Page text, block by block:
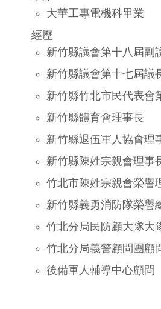
大華工專電機科畢業
經歷
新竹縣議會第十八屆副
新竹縣議會第十七屆議
新竹縣竹北市民代表會
新竹縣體育會理事長
新竹縣退伍軍人協會理
新竹縣陳姓宗親會理事
竹北市陳姓宗親會榮譽
新竹縣義勇消防隊榮譽
竹北分局民防顧大隊大
竹北分局義警顧問團顧
後備軍人輔導中心顧問